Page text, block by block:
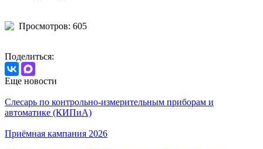
Просмотров: 605
Поделиться:
Еще новости
Слесарь по контрольно-измерительным приборам и
автоматике (КИПиА)
Приёмная кампания 2026